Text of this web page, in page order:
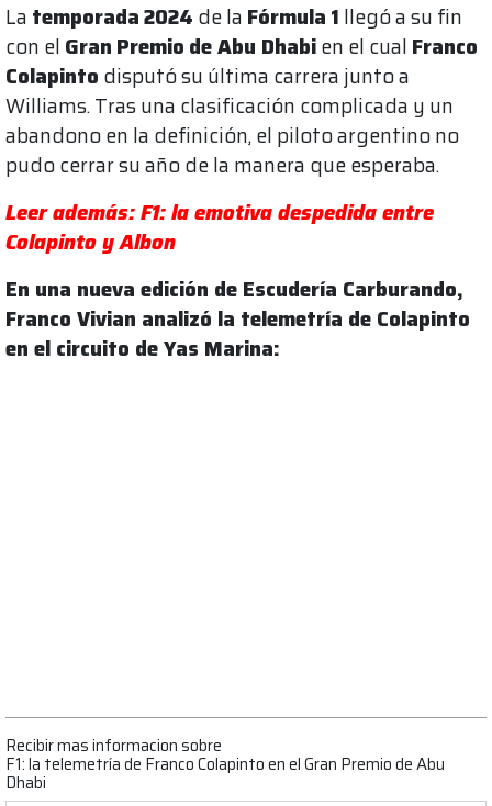
La temporada2024 de la Fórmula 1 llegó a su fin
con el Gran Premio deAbu Dhabien el cual Franco
Colapinto disputó su última carrera junto a
Williams. Tras una clasificación complicada y un
abandono en la definición, el piloto argentino no
pudo cerrar su año de la manera que esperaba.
Leer además: F1: la emotiva despedida entre
Colapinto y Albon
En una nueva edición de Escudería Carburando,
Franco Vivian analizó la telemetría de Colapinto
en el circuito de Yas Marina:
Recibir mas informacion sobre
F1: la telemetría de Franco Colapinto en el Gran Premio de Abu
Dhabi